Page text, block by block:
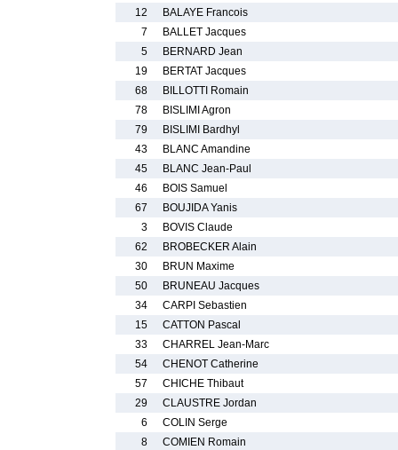
12
BALAYE Francois
7
BALLET Jacques
5
BERNARD Jean
19
BERTAT Jacques
68
BILLOTTI Romain
78
BISLIMI Agron
79
BISLIMI Bardhyl
43
BLANC Amandine
45
BLANC Jean-Paul
46
BOIS Samuel
67
BOUJIDA Yanis
3
BOVIS Claude
62
BROBECKER Alain
30
BRUN Maxime
50
BRUNEAU Jacques
34
CARPI Sebastien
15
CATTON Pascal
33
CHARREL Jean-Marc
54
CHENOT Catherine
57
CHICHE Thibaut
29
CLAUSTRE Jordan
6
COLIN Serge
8
COMIEN Romain